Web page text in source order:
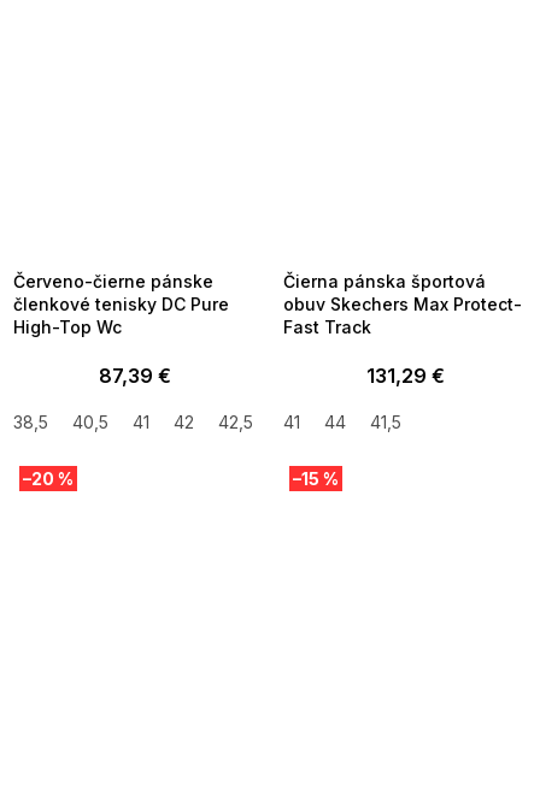
Červeno-čierne pánske
členkové tenisky DC Pure
High-Top Wc
87,39 €
38,5 40,5 41 42 42,5 43 44
Čierna pánska športová
obuv Skechers Max Protect-
Fast Track
131,29 €
41 44 41,5
–20 % –15 %